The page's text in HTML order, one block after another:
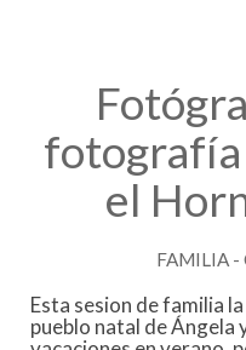
fotografía
el
FAMILIA -
Esta sesion de familia
pueblo natal deÁngela